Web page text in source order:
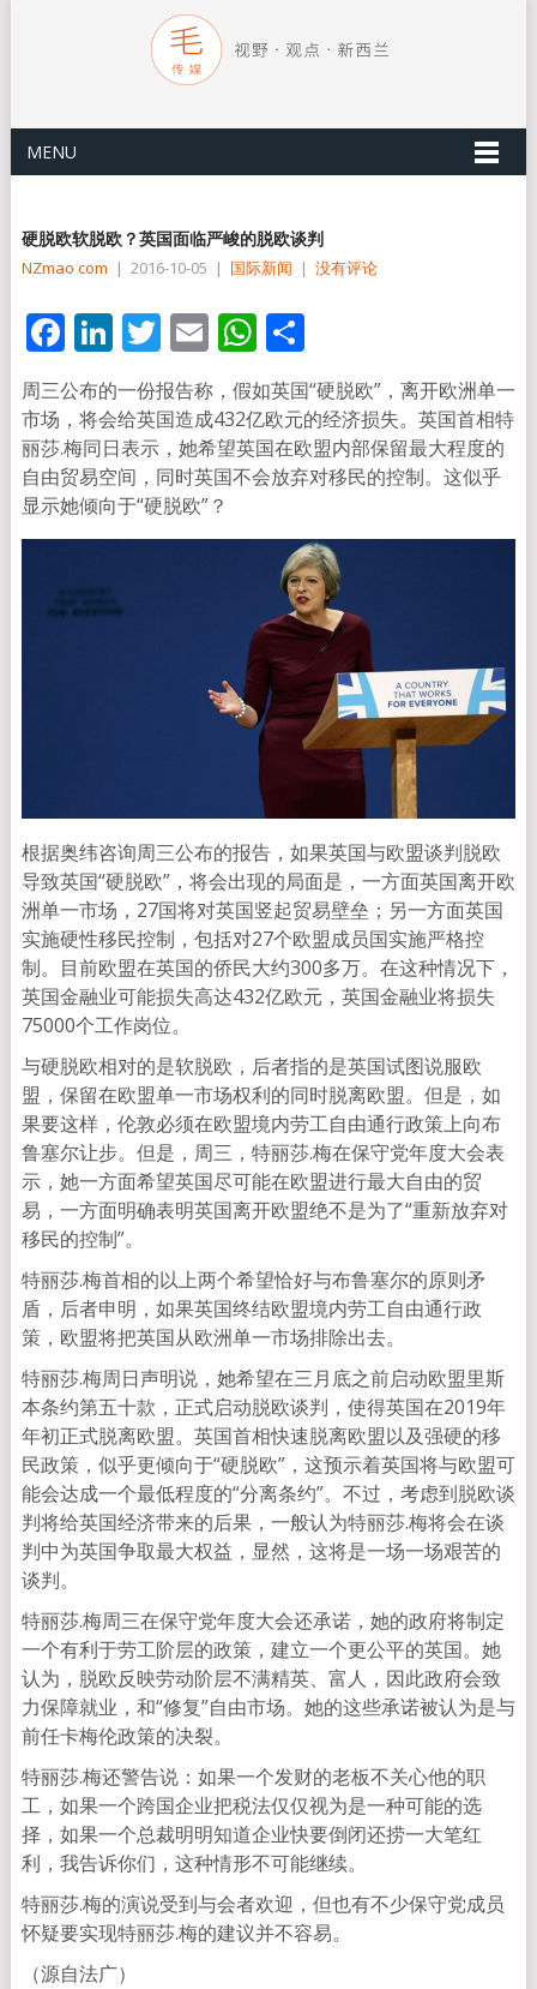
MENU
硬脱欧软脱欧？英国面临严峻的脱欧谈判
NZmao com | 2016-10-05 | 国际新闻 | 没有评论
Facebook
LinkedIn
Twitter
EmailWhatsApp
分
享
周三公布的一份报告称，假如英国“硬脱欧”，离开欧洲单一
市场，将会给英国造成432亿欧元的经济损失。英国首相特
丽莎.梅同日表示，她希望英国在欧盟内部保留最大程度的
自由贸易空间，同时英国不会放弃对移民的控制。这似乎
显示她倾向于“硬脱欧”？
根据奥纬咨询周三公布的报告，如果英国与欧盟谈判脱欧
导致英国“硬脱欧”，将会出现的局面是，一方面英国离开欧
洲单一市场，27国将对英国竖起贸易壁垒；另一方面英国
实施硬性移民控制，包括对27个欧盟成员国实施严格控
制。目前欧盟在英国的侨民大约300多万。在这种情况下，
英国金融业可能损失高达432亿欧元，英国金融业将损失
75000个工作岗位。
与硬脱欧相对的是软脱欧，后者指的是英国试图说服欧
盟，保留在欧盟单一市场权利的同时脱离欧盟。但是，如
果要这样，伦敦必须在欧盟境内劳工自由通行政策上向布
鲁塞尔让步。但是，周三，特丽莎.梅在保守党年度大会表
示，她一方面希望英国尽可能在欧盟进行最大自由的贸
易，一方面明确表明英国离开欧盟绝不是为了“重新放弃对
移民的控制”。
特丽莎.梅首相的以上两个希望恰好与布鲁塞尔的原则矛
盾，后者申明，如果英国终结欧盟境内劳工自由通行政
策，欧盟将把英国从欧洲单一市场排除出去。
特丽莎.梅周日声明说，她希望在三月底之前启动欧盟里斯
本条约第五十款，正式启动脱欧谈判，使得英国在2019年
年初正式脱离欧盟。英国首相快速脱离欧盟以及强硬的移
民政策，似乎更倾向于“硬脱欧”，这预示着英国将与欧盟可
能会达成一个最低程度的“分离条约”。不过，考虑到脱欧谈
判将给英国经济带来的后果，一般认为特丽莎.梅将会在谈
判中为英国争取最大权益，显然，这将是一场一场艰苦的
谈判。
特丽莎.梅周三在保守党年度大会还承诺，她的政府将制定
一个有利于劳工阶层的政策，建立一个更公平的英国。她
认为，脱欧反映劳动阶层不满精英、富人，因此政府会致
力保障就业，和“修复”自由市场。她的这些承诺被认为是与
前任卡梅伦政策的决裂。
特丽莎.梅还警告说：如果一个发财的老板不关心他的职
工，如果一个跨国企业把税法仅仅视为是一种可能的选
择，如果一个总裁明明知道企业快要倒闭还捞一大笔红
利，我告诉你们，这种情形不可能继续。
特丽莎.梅的演说受到与会者欢迎，但也有不少保守党成员
怀疑要实现特丽莎.梅的建议并不容易。
（源自法广）